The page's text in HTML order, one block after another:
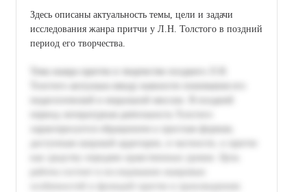
Здесь описаны актуальность темы, цели и задачи
исследования жанра притчи у Л.Н. Толстого в поздний
период его творчества.